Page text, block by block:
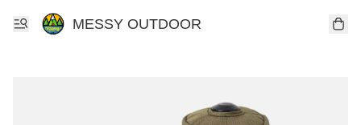
MESSY OUTDOOR